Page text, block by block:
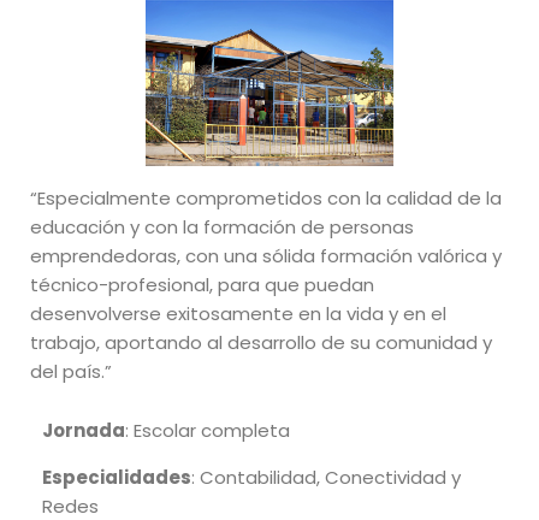
“Especialmente comprometidos con la calidad de la
educación y con la formación de personas
emprendedoras, con una sólida formación valórica y
técnico-profesional, para que puedan
desenvolverse exitosamente en la vida y en el
trabajo, aportando al desarrollo de su comunidad y
del país.”
Jornada: Escolar completa
Especialidades: Contabilidad, Conectividad y
Redes